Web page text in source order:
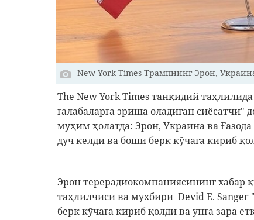
New York Times Трампнинг Эрон,
The New York Times танқидий
ғалабаларга эриша оладиган сиёсатчи"
муҳим ҳолатда: Эрон, Украина ва
дуч келди ва боши берк кўчага кириб
Эрон терерадиокомпаниясининг хабар
таҳлилчиси ва мухбири Devid E.
берк кўчага кириб қолди ва унга зара